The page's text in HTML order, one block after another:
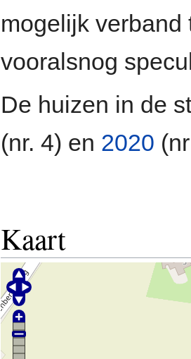
mogelijk
vooralsnog
De huizen in de
(nr. 4) en 2020
Kaart